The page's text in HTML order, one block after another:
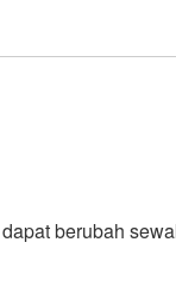
berubah